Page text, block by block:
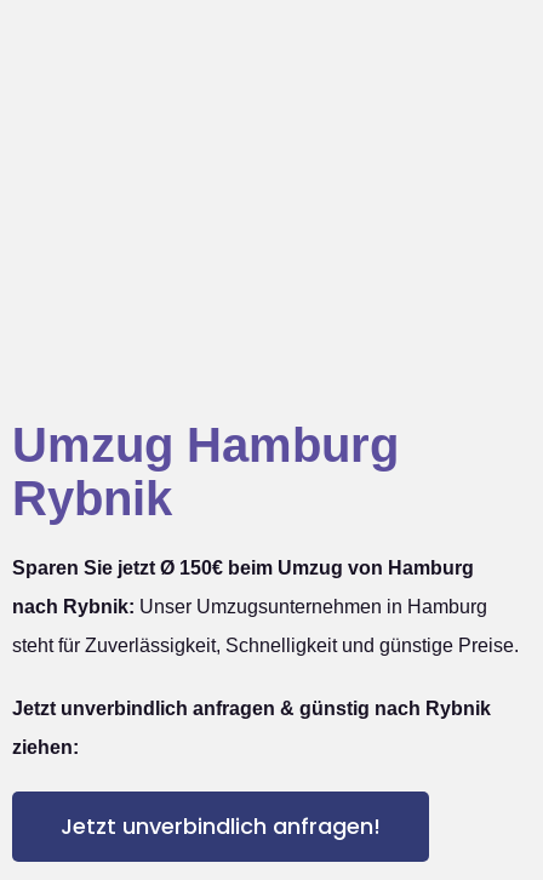
Umzug Hamburg
Rybnik
Sparen Sie jetzt Ø 150€ beim Umzug von Hamburg
nach Rybnik: Unser Umzugsunternehmen in Hamburg
steht für Zuverlässigkeit, Schnelligkeit und günstige Preise.
Jetzt unverbindlich anfragen & günstig nach Rybnik
ziehen:
Jetzt unverbindlich anfragen!